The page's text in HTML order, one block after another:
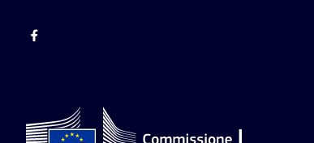
Facebook Europa in Italia